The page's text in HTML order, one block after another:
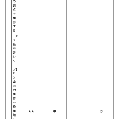
の
観
点
で
検
証
す
る
【Ｄ
Ｘ
推
進
者
シ
リ
ー
ズ】
Ｄ
Ｘ
企
画
力
研
修
～
操
作
性
★★ ● ◎